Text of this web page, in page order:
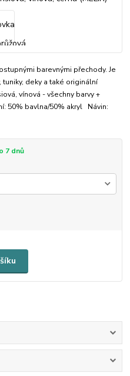
barevnými přechody. Je
tuniky, deky a také originální
vínová - všechny barvy +
50% bavlna/50% akryl Návin:
7 dnů